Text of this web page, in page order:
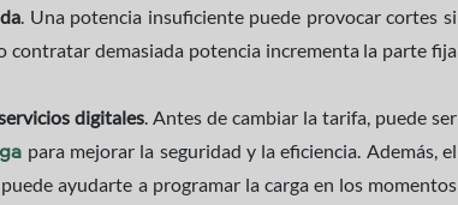
. Una potencia insuficiente puede provocar cortes si
contratar demasiada potencia incrementa la parte fija
digitales. Antes de cambiar la tarifa, puede ser
para mejorar la seguridad y la eficiencia. Además, el
puede ayudarte a programar la carga en los momentos